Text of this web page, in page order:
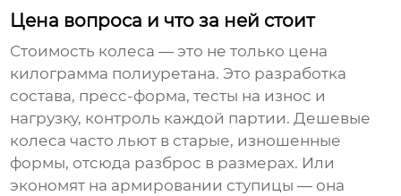
Цена вопроса и что за ней стоит
Стоимость колеса — это не только цена
килограмма полиуретана. Это разработка
состава, пресс-форма, тесты на износ и
нагрузку, контроль каждой партии. Дешевые
колеса часто льют в старые, изношенные
формы, отсюда разброс в размерах. Или
экономят на армировании ступицы — она